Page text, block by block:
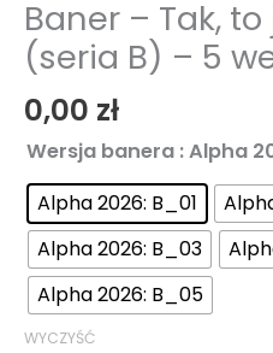
Baner – Tak,
(seria B) – 5
0,00 zł
Wersja banera : Alpha
Alpha 2026: B_01
Alpha 2026: B_03
Alpha 2026: B_05
WYCZYŚĆ